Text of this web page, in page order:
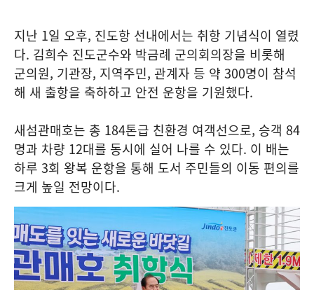
지난 1일 오후, 진도항 선내에서는 취항 기념식이 열렸
다. 김희수 진도군수와 박금례 군의회의장을 비롯해
군의원, 기관장, 지역주민, 관계자 등 약 300명이 참석
해 새 출항을 축하하고 안전 운항을 기원했다.
새섬관매호는 총 184톤급 친환경 여객선으로, 승객 84
명과 차량 12대를 동시에 실어 나를 수 있다. 이 배는
하루 3회 왕복 운항을 통해 도서 주민들의 이동 편의를
크게 높일 전망이다.